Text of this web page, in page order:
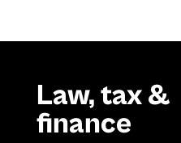
Law, tax &
finance